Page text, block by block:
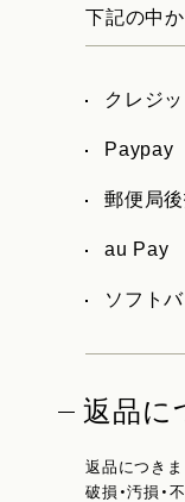
下記の中
クレジ
Paypay
郵便局
au Pay
ソフト
返品に
返品につき
破損・汚損・